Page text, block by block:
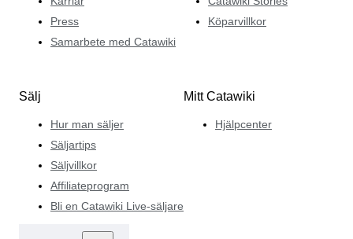
Press
Samarbete med Catawiki
Köparvillkor
Sälj
Hur man säljer
Säljartips
Säljvillkor
Affiliateprogram
Bli en Catawiki Live-säljare
Mitt Catawiki
Hjälpcenter